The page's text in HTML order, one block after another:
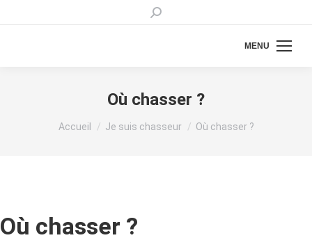
Recherche
MENU
Où chasser ?
Vous êtes ici :
Accueil Je suis chasseur Où chasser ?
Où chasser ?